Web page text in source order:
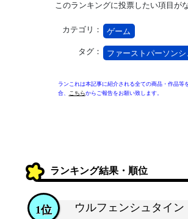
このランキングに投票したい項目が
カテゴリ： ゲーム
タグ： ファーストパーソンシ
ランこれは本記事に紹介される全ての商品・作品
合、
こちらからご報告をお願い致します。
ランキング結果・順位
ウルフェンシュタイ
1位